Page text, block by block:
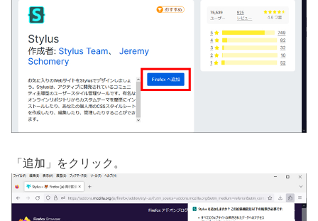
「追加」をクリック。